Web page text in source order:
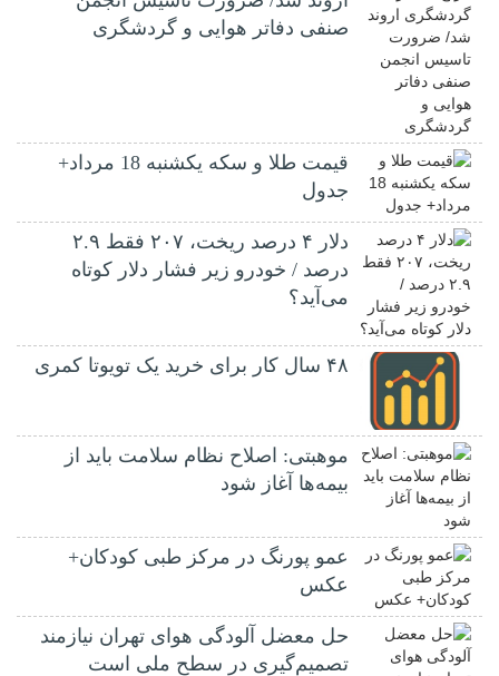
صنفی دفاتر هوایی و گردشگری
قیمت طلا و سکه یکشنبه 18 مرداد+
جدول
دلار ۴ درصد ریخت، ۲۰۷ فقط ۲.۹
درصد / خودرو زیر فشار دلار کوتاه
می‌آید؟
۴۸ سال کار برای خرید یک تویوتا کمری
موهبتی: اصلاح نظام سلامت باید از
بیمه‌ها آغاز شود
عمو پورنگ در مرکز طبی کودکان+
عکس
حل معضل آلودگی هوای تهران نیازمند
تصمیم‌گیری در سطح ملی است